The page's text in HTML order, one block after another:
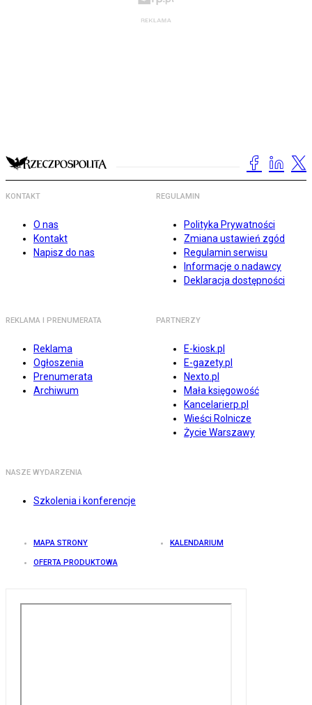
KONTAKT
O nas
Kontakt
Napisz do nas
REGULAMIN
Polityka Prywatności
Zmiana ustawień zgód
Regulamin serwisu
Informacje o nadawcy
Deklaracja dostępności
REKLAMA I PRENUMERATA
Reklama
Ogłoszenia
Prenumerata
Archiwum
PARTNERZY
E-kiosk.pl
E-gazety.pl
Nexto.pl
Mała księgowość
Kancelarierp.pl
Wieści Rolnicze
Życie Warszawy
NASZE WYDARZENIA
Szkolenia i konferencje
MAPA STRONY KALENDARIUM
OFERTA PRODUKTOWA